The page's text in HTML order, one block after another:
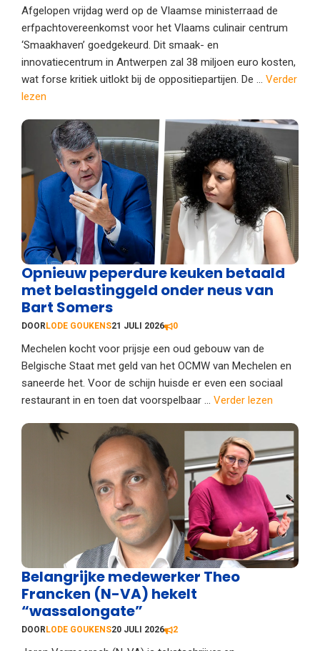
Afgelopen vrijdag werd op de Vlaamse ministerraad de
erfpachtovereenkomst voor het Vlaams culinair centrum
‘Smaakhaven’ goedgekeurd. Dit smaak- en
innovatiecentrum in Antwerpen zal 38 miljoen euro kosten,
wat forse kritiek uitlokt bij de oppositiepartijen. De ... Verder
lezen
Opnieuw peperdure keuken betaald
met belastinggeld onder neus van
Bart Somers
DOOR LODE GOUKENS21 JULI 2026 0
Mechelen kocht voor prijsje een oud gebouw van de
Belgische Staat met geld van het OCMW van Mechelen en
saneerde het. Voor de schijn huisde er even een sociaal
restaurant in en toen dat voorspelbaar ... Verder lezen
Belangrijke medewerker Theo
Francken (N-VA) hekelt
“wassalongate”
DOOR LODE GOUKENS20 JULI 2026 2